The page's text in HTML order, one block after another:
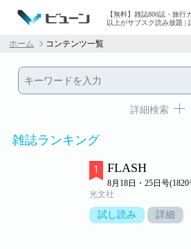
【無料】雑誌800誌・旅行
以上がサブスク読み放題 |
ホーム コンテンツ一覧
詳細検索
雑誌ランキング
FLASH
8月18日・25日号(1820
光文社
試し読み 詳細